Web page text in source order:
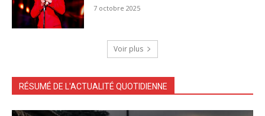
7 octobre 2025
Voir plus
RÉSUMÉ DE L'ACTUALITÉ QUOTIDIENNE